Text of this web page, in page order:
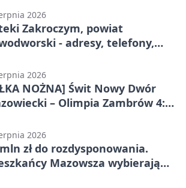
2026
Zakroczym, powiat
- adresy, telefony,
2026
NOŻNA] Świt Nowy Dwór
– Olimpia Zambrów 4:0
1 (Grupa I)
2026
zł do rozdysponowania.
Mazowsza wybierają